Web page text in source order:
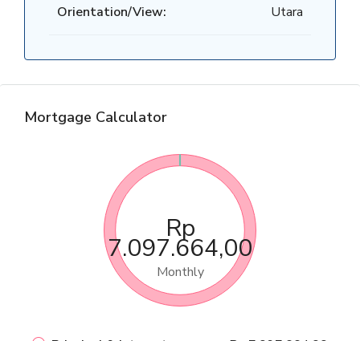
Orientation/View: Utara
Mortgage Calculator
Rp
7.097.664,00
Monthly